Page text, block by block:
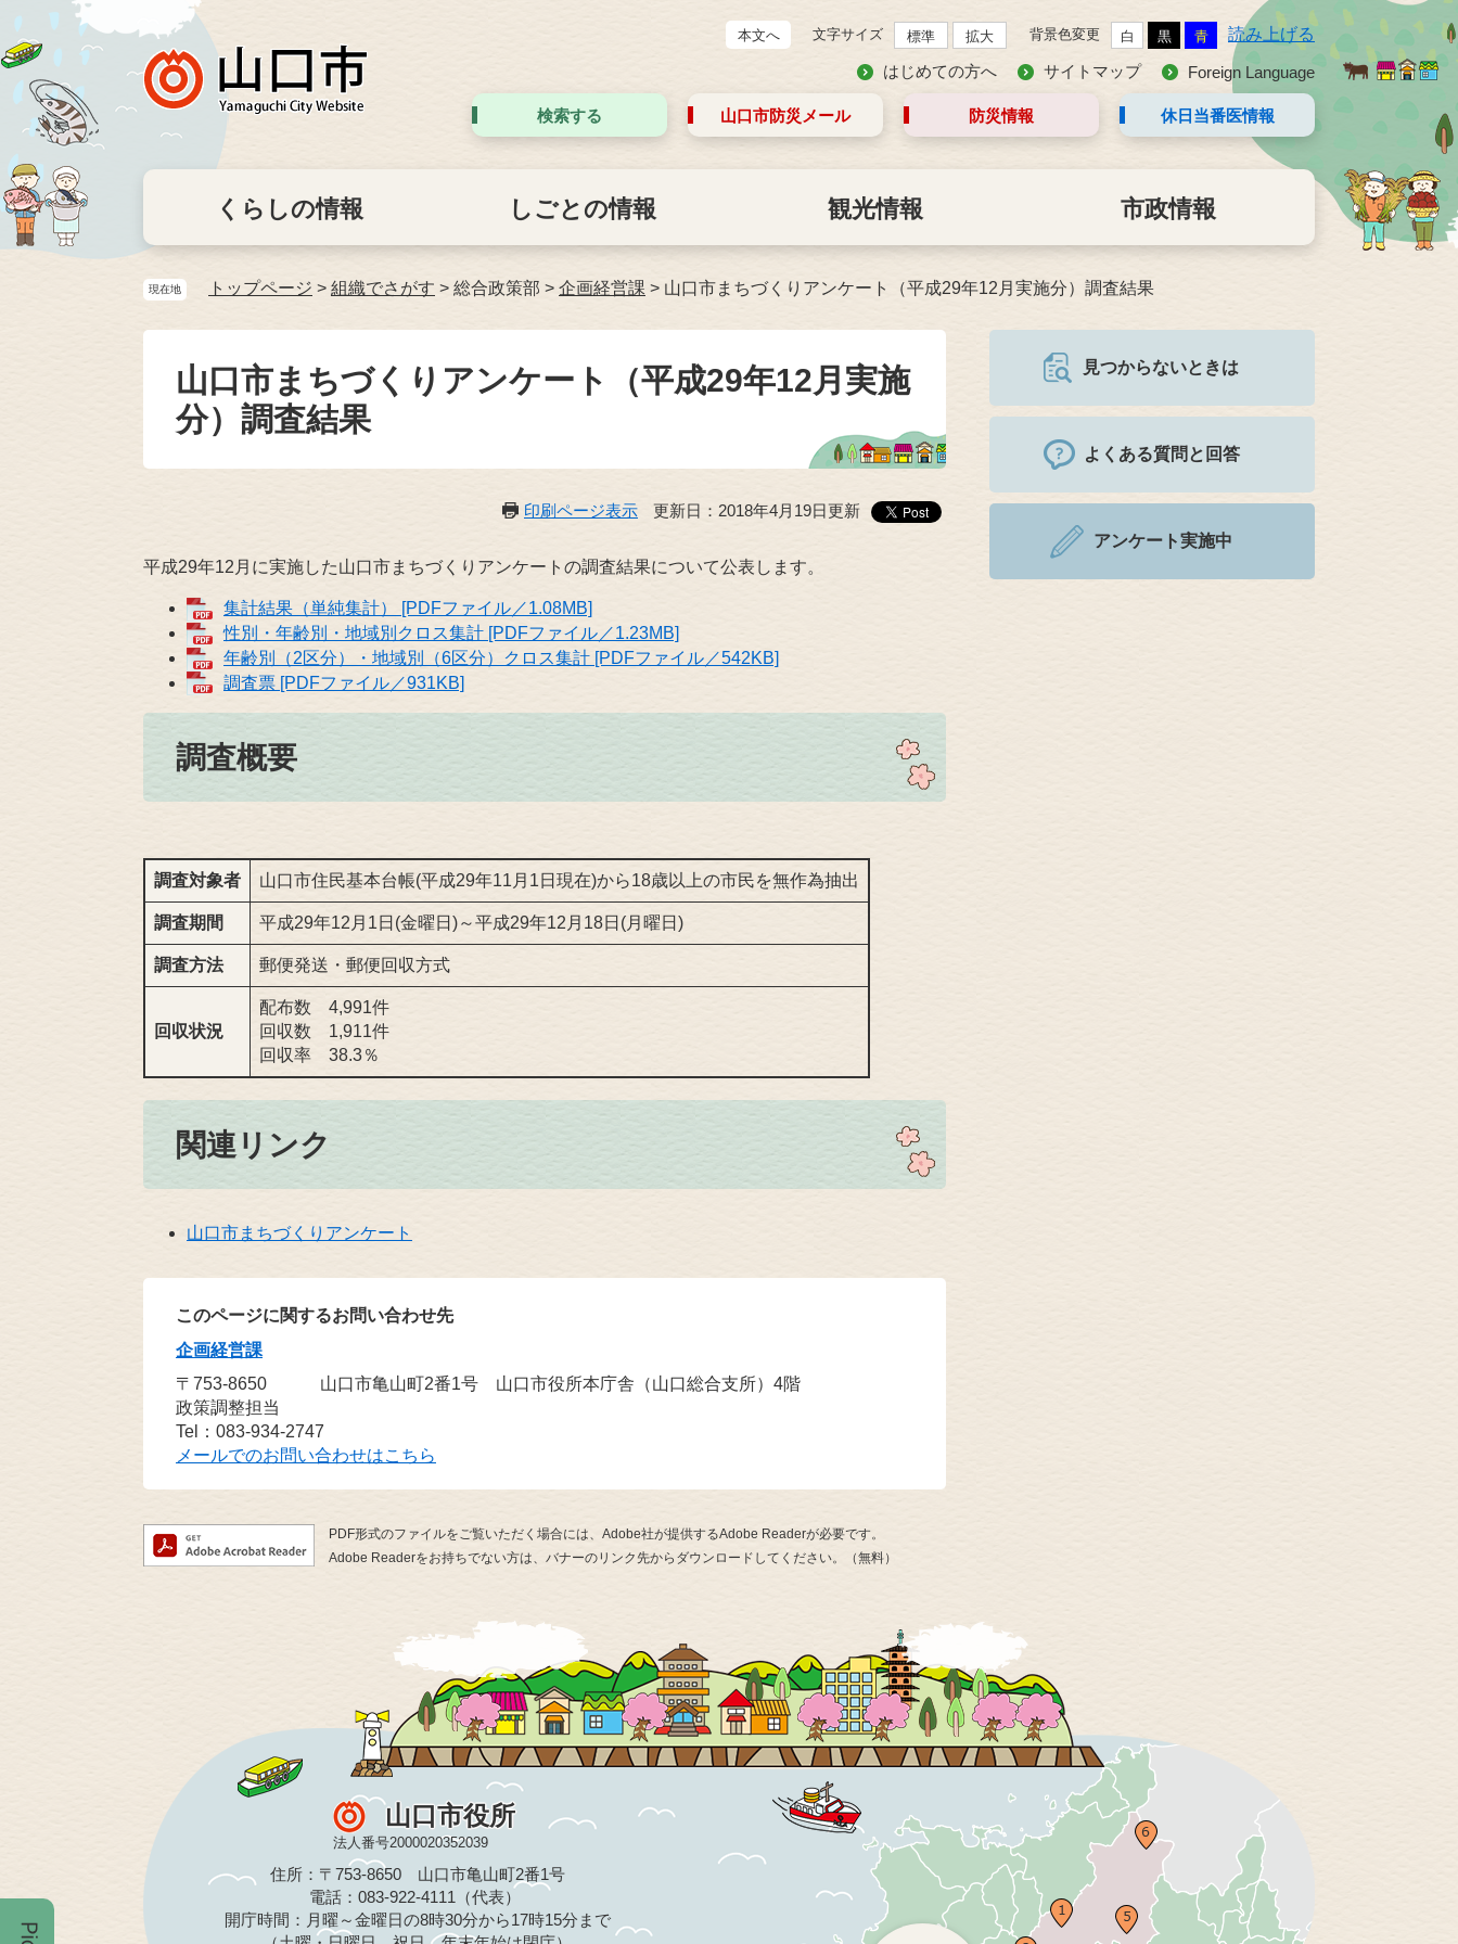
本文へ 文字サイズ 標準 拡大 背景色変更 白 黒 青 読み上げる
はじめての方へ サイトマップ Foreign Language
検索する 山口市防災 メール 防災情報 休日当番医情報
くらしの情報 しごとの情報 観光情報 市政情報
現在地 トップページ > 組織でさがす > 総合政策部 > 企画経営課 > 山口市まちづくりアンケート（平成29年12月実施分）調査結果
山口市まちづくりアンケート（平成29年12月実施
分）調査結果
印刷ページ表示 更新日：2018年4月19日更新
平成29年12月に実施した山口市まちづくりアンケートの調査結果について公表します。
集計結果（単純集計） [PDFファイル／1.08MB]
性別・年齢別・地域別クロス集計 [PDFファイル／1.23MB]
年齢別（2区分）・地域別（6区分）クロス集計 [PDFファイル／542KB]
調査票 [PDFファイル／931KB]
調査概要
調査対象者 山口市住民基本台帳(平成29年11月1日現在)から18歳以上の市民を無作為抽出
調査期間 平成29年12月1日(金曜日)～平成29年12月18日(月曜日)
調査方法 郵便発送・郵便回収方式
回収状況
配布数 4,991件
回収数 1,911件
回収率 38.3％
関連リンク
山口市まちづくりアンケート
このページに関するお問い合わせ先
企画経営課
〒753-8650
山口市亀山町2番1号 山口市役所本庁舎（山口総合支所）4階
政策調整担当
Tel：083-934-2747
メールでのお問い合わせはこちら
PDF形式のファイルをご覧いただく場合には、Adobe社が提供するAdobe Readerが必要です。
Adobe Readerをお持ちでない方は、バナーのリンク先からダウンロードしてください。（無料）
見つからないときは
よくある質問と回答
アンケート実施中
山口市役所
法人番号2000020352039
住所：〒753-8650 山口市亀山町2番1号
電話：083-922-4111（代表）
開庁時間：月曜～金曜日の8時30分から17時15分まで